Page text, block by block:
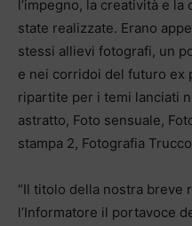
l’impegno, la creatività e
state realizzate. Erano
stessi allievi fotografi, un
e nei corridoi del futuro ex
ripartite per i temi lanciati
astratto, Foto sensuale,
stampa 2, Fotografia
“Il titolo della nostra breve
l’Informatore il portavoce